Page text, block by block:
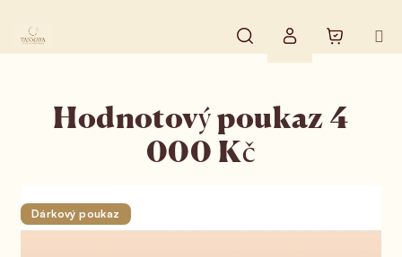
HledatPřihlášení
Hodnotový poukaz 4
000 Kč
Dárkový poukaz